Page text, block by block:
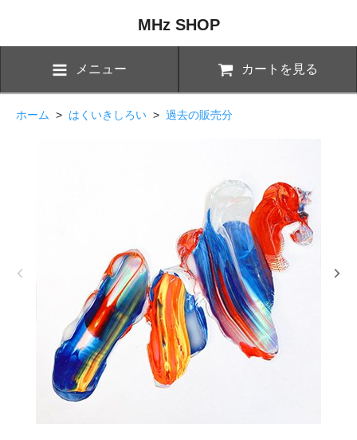
MHz SHOP
メニュー カートを見る
ホーム > はくいきしろい > 過去の販売分